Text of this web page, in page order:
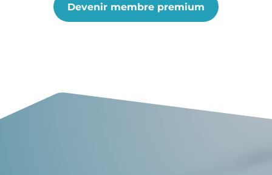
Devenir membre premium